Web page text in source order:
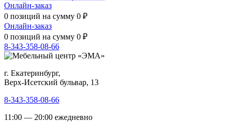
Онлайн-заказ
0 позиций на сумму 0 ₽
Онлайн-заказ
0 позиций на сумму 0 ₽
8-343-358-08-66
г. Екатеринбург,
Верх-Исетский бульвар, 13
8-343-358-08-66
11:00 — 20:00 ежедневно